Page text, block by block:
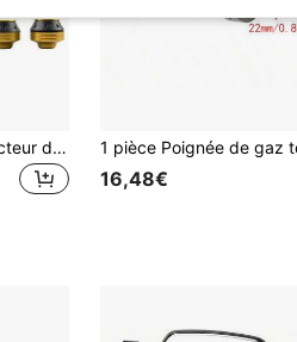
PowerMotor 1 set Protecteur de crash universel pour moto, protecteur de fourche avant en aluminium, protection de roue de moto, curseur de capuchon de crash
16,48€